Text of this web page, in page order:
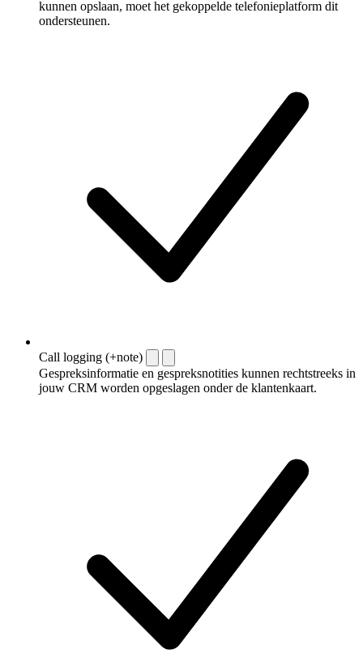
kunnen opslaan, moet het gekoppelde telefonieplatform dit
ondersteunen.
Call logging (+note)
Gespreksinformatie en gespreksnotities kunnen rechtstreeks in
jouw CRM worden opgeslagen onder de klantenkaart.